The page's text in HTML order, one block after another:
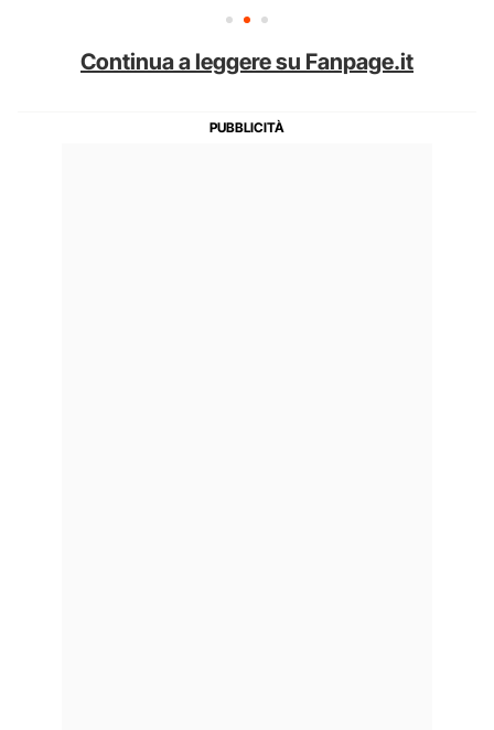
Continua a leggere su Fanpage.it